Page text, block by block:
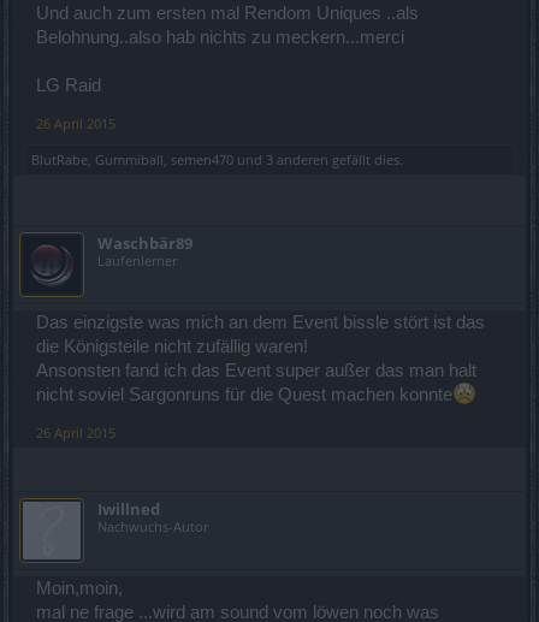
Und auch zum ersten mal Rendom Uniques ..als
Belohnung..also hab nichts zu meckern...merci
LG Raid
26 April 2015
BlutRabe, Gummiball, semen470 und 3 anderen gefällt dies.
Waschbär89
Laufenlerner
Das einzigste was mich an dem Event bissle stört ist das
die Königsteile nicht zufällig waren!
Ansonsten fand ich das Event super außer das man halt
nicht soviel Sargonruns für die Quest machen konnte
26 April 2015
Iwillned
Nachwuchs-Autor
Moin,moin,
mal ne frage ...wird am sound vom löwen noch was